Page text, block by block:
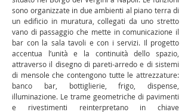
sono organizzate in due ambienti al piano terra di
un edificio in muratura, collegati da uno stretto
vano di passaggio che mette in comunicazione il
bar con la sala tavoli e con i servizi. Il progetto
accentua l’unità e la continuità dello spazio,
attraverso il disegno di pareti-arredo e di sistemi
di mensole che contengono tutte le attrezzature:
banco bar, bottiglierie, frigo, dispense,
illuminazione. Le trame geometriche di pavimenti
e rivestimenti reinterpretano in chiave